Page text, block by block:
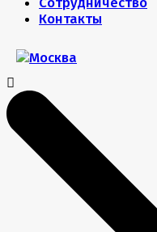
Контакты